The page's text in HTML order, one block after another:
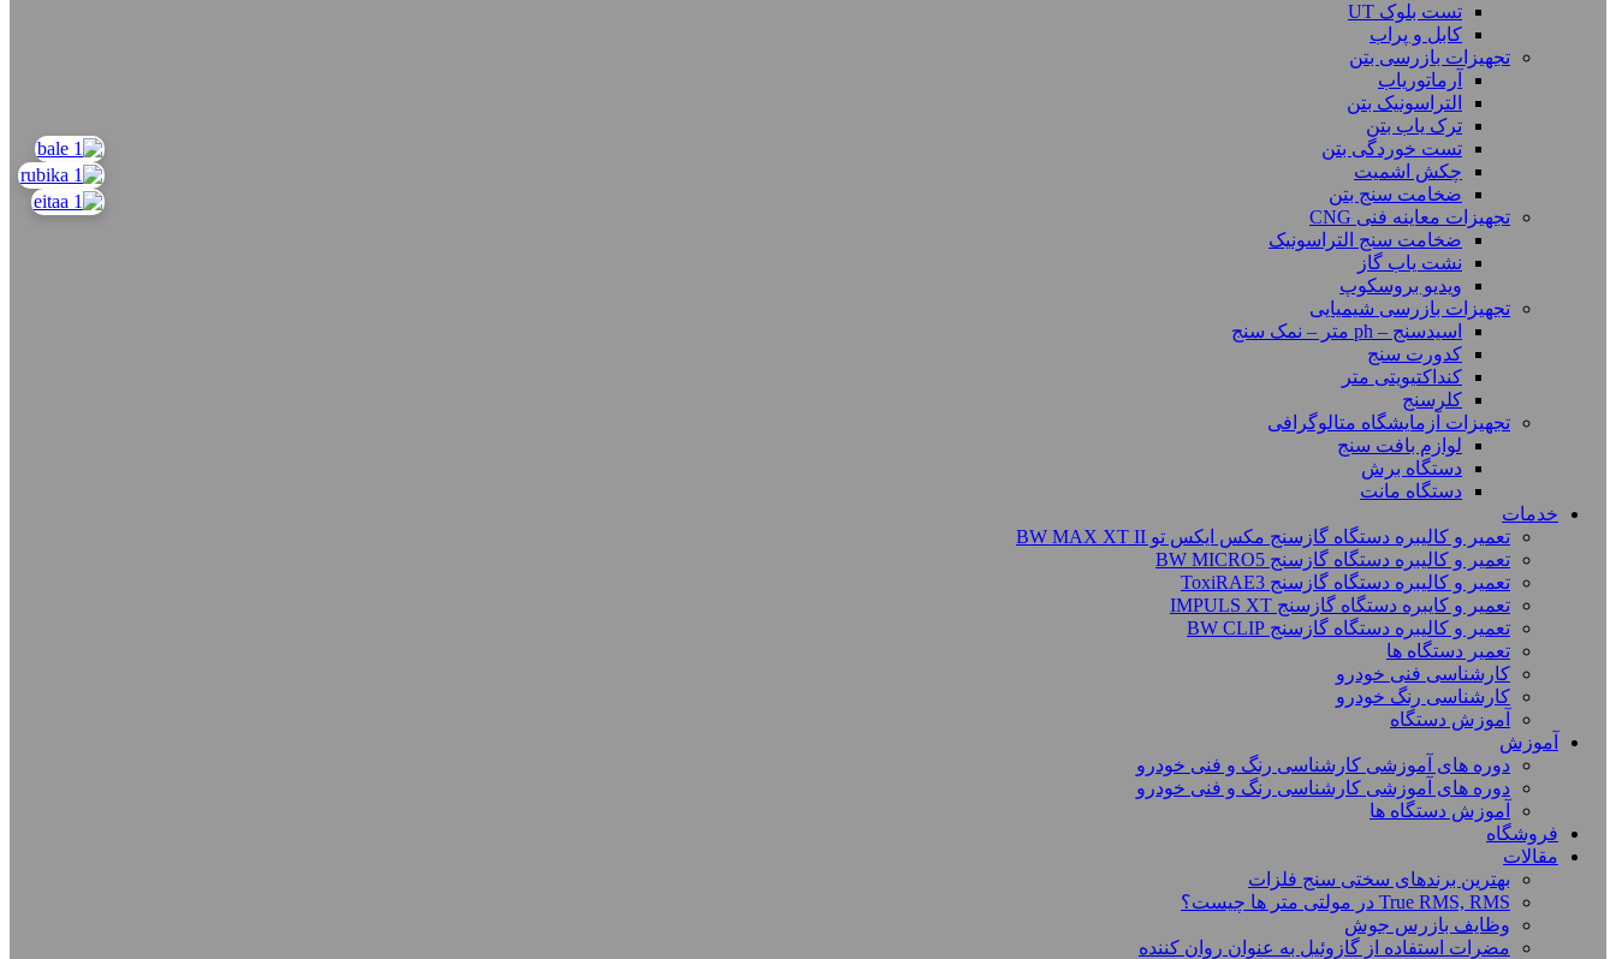
تست بلوک UT
کابل و پراب
تجهیزات بازرسی بتن
آرماتوریاب
التراسونیک بتن
ترک یاب بتن
تست خوردگی بتن
چکش اشمیت
ضخامت سنج بتن
تجهیزات معاینه فنی CNG
ضخامت سنج التراسونیک
نشت یاب گاز
ویدیو بروسکوپ
تجهیزات بازرسی شیمیایی
اسیدسنج – ph متر – نمک سنج
کدورت سنج
کنداکتیویتی متر
کلرسنج
تجهیزات آزمایشگاه متالوگرافی
لوازم بافت سنج
دستگاه برش
دستگاه مانت
خدمات
تعمیر و کالیبره دستگاه گازسنج مکس ایکس تو BW MAX XT II
تعمیر و کالیبره دستگاه گازسنج BW MICRO5
تعمیر و کالیبره دستگاه گازسنج ToxiRAE3
تعمیر و کایبره دستگاه گازسنج IMPULS XT
تعمیر و کالیبره دستگاه گازسنج BW CLIP
تعمیر دستگاه ها
کارشناسی فنی خودرو
کارشناسی رنگ خودرو
آموزش دستگاه
آموزش
دوره های آموزشی کارشناسی رنگ و فنی خودرو
دوره های آموزشی کارشناسی رنگ و فنی خودرو
آموزش دستگاه ها
فروشگاه
مقالات
بهترین برندهای سختی سنج فلزات
True RMS, RMS در مولتی متر ها چیست؟
وظایف بازرس جوش
مضرات استفاده از گازوئیل به عنوان روان کننده